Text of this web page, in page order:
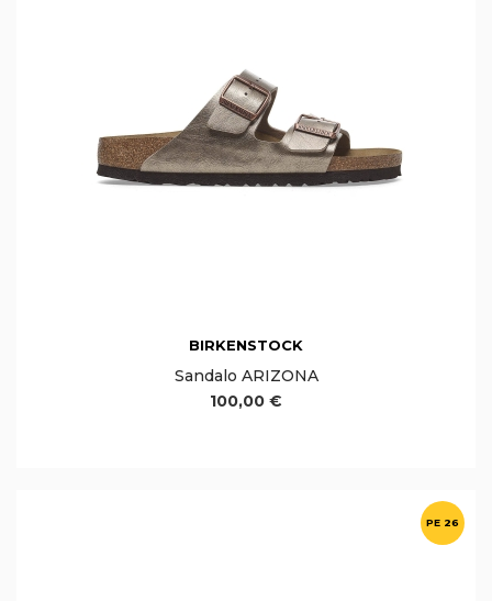
BIRKENSTOCK
Sandalo ARIZONA
100,00 €
PE 26